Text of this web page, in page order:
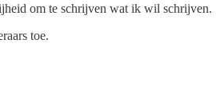
om te schrijven wat ik wil schrijven.
toe.